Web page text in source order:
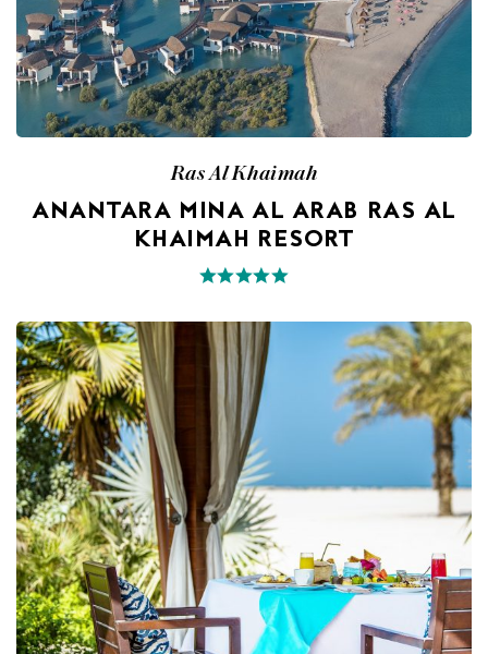
Ras Al Khaimah
ANANTARA MINA AL ARAB RAS AL
KHAIMAH RESORT